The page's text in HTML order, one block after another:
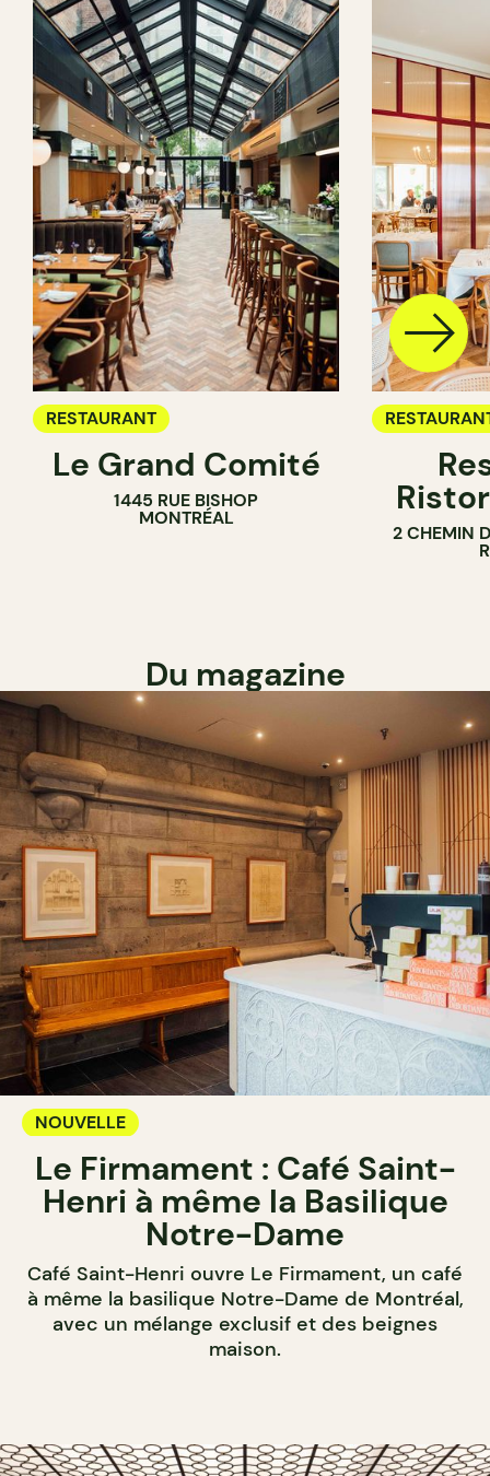
RESTAURANT
Le Grand Comité
1445 RUE BISHOP
MONTRÉAL
2 CHEMIN
Du magazine
NOUVELLE
Le Firmament : Café Saint-
Henri à même la Basilique
Notre-Dame
Café Saint-Henri ouvre Le Firmament, un café
à même la basilique Notre-Dame de Montréal,
avec un mélange exclusif et des beignes
maison.